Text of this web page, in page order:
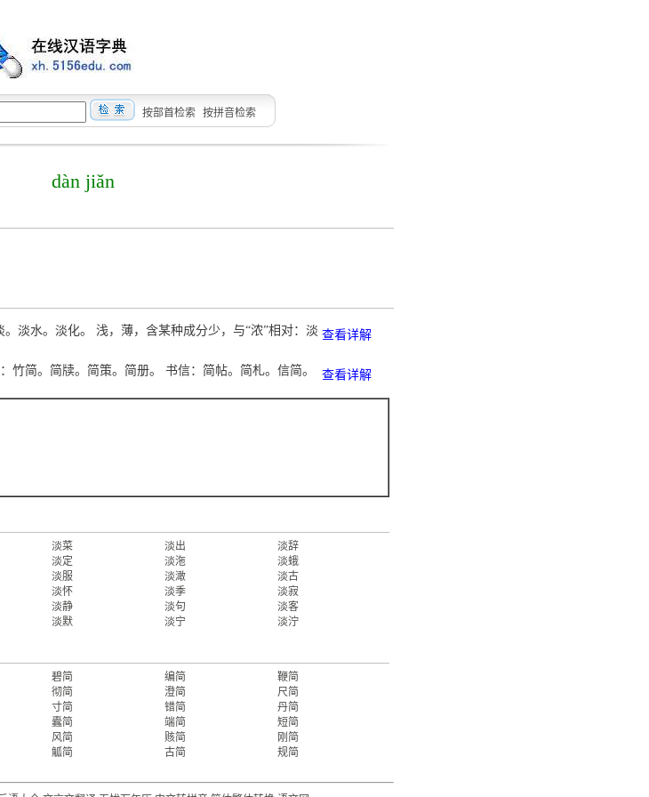
按部首检索 按拼音检索
dàn jiǎn
。淡水。淡化。 浅，薄，含某种成分少，与“浓”相对：淡 查看详解
竹简。简牍。简策。简册。 书信：简帖。简札。信简。
查看详解
淡菜 淡出
淡辞
淡定 淡沲
淡蛾
淡服 淡澉
淡古
淡怀 淡季
淡寂
淡静 淡句
淡客
淡默 淡宁 淡泞
碧简 编简
鞭简
彻简 澄简
尺简
寸简 错简
丹简
蠹简 端简
短简
风简 赅简
刚简
觚简 古简 规简